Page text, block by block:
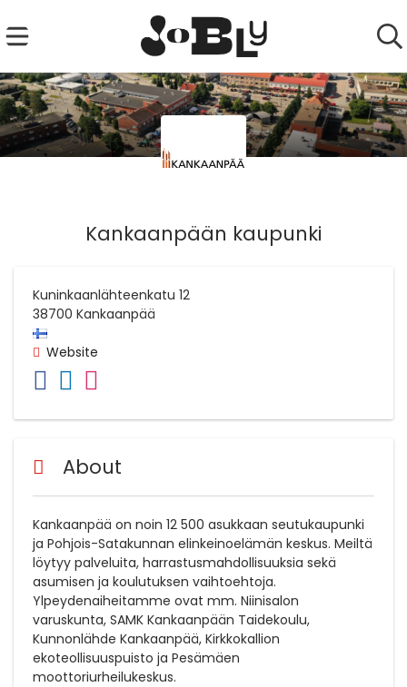
Kankaanpään kaupunki
Kuninkaanlähteenkatu 12
38700 Kankaanpää
Website
About
Kankaanpää on noin 12 500 asukkaan seutukaupunki
ja Pohjois-Satakunnan elinkeinoelämän keskus. Meiltä
löytyy palveluita, harrastusmahdollisuuksia sekä
asumisen ja koulutuksen vaihtoehtoja.
Ylpeydenaiheitamme ovat mm. Niinisalon
varuskunta, SAMK Kankaanpään Taidekoulu,
Kunnonlähde Kankaanpää, Kirkkokallion
ekoteollisuuspuisto ja Pesämäen
moottoriurheilukeskus.